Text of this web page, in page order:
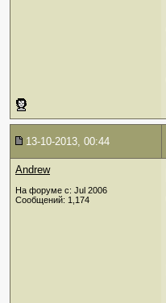
13-10-2013, 00:44
Andrew
На форуме с: Jul 2006
Сообщений: 1,174